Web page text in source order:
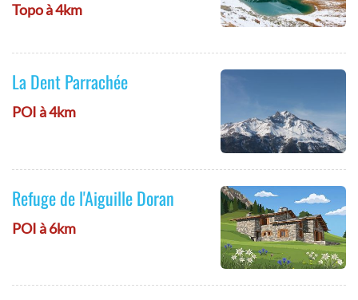
Topo à 4km
La Dent Parrachée
POI à 4km
Refuge de l'Aiguille Doran
POI à 6km